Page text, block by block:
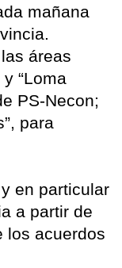
mañana
áreas
“Loma
PS-Necon;
para
en particular
a partir de
los acuerdos